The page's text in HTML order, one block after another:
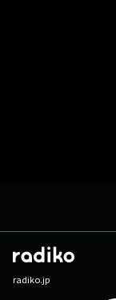
radiko.jp